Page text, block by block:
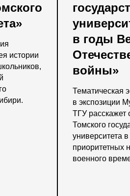
истории
в годы
войны»
Тематическая
в экспозиции
ТГУ расскажет
Томского
университета
приоритетных
военного